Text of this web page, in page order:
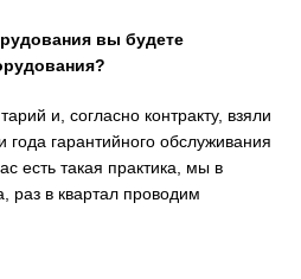
вы будете
и, согласно контракту, взяли
года гарантийного обслуживания
есть такая практика, мы в
раз в квартал проводим